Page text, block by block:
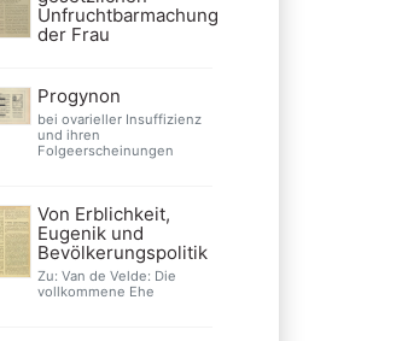
Unfruchtbarmachung
der Frau
Progynon
bei ovarieller Insuffizienz
und ihren
Folgeerscheinungen
Von Erblichkeit,
Eugenik und
Bevölkerungspolitik
Zu: Van de Velde: Die
vollkommene Ehe